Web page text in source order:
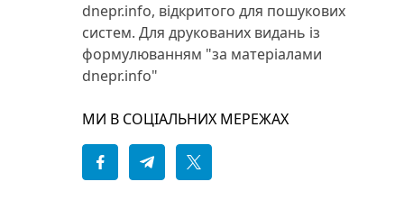
dnepr.info, відкритого для пошукових
систем. Для друкованих видань із
формулюванням "за матеріалами
dnepr.info"
МИ В СОЦІАЛЬНИХ МЕРЕЖАХ